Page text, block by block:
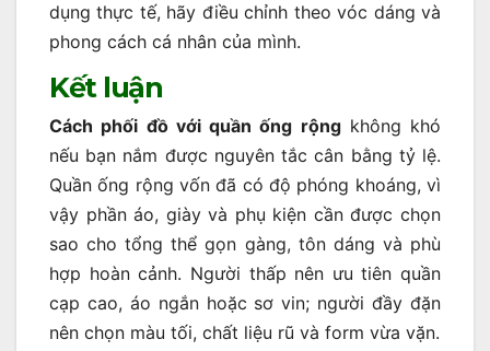
dụng thực tế, hãy điều chỉnh theo vóc dáng và
phong cách cá nhân của mình.
Kết luận
Cách phối đồ với quần ống rộngkhông khó
nếu bạn nắm được nguyên tắc cân bằng tỷ lệ.
Quần ống rộng vốn đã có độ phóng khoáng, vì
vậy phần áo, giày và phụ kiện cần được chọn
sao cho tổng thể gọn gàng, tôn dáng và phù
hợp hoàn cảnh. Người thấp nên ưu tiên quần
cạp cao, áo ngắn hoặc sơ vin; người đầy đặn
nên chọn màu tối, chất liệu rũ và form vừa vặn.